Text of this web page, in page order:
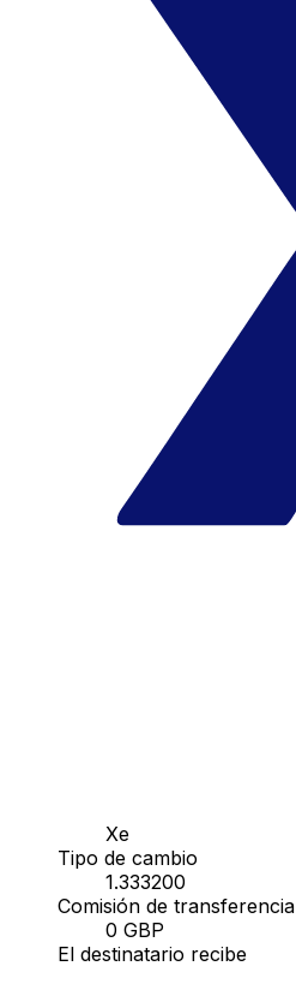
Xe
Tipo de cambio
1.333200
Comisión de transferencia
0 GBP
El destinatario recibe